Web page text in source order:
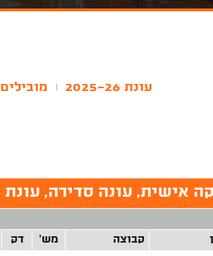
עונת 2025-26 מובילים
עונה סדירה, עונת 2025-26
קבוצה מש' דק